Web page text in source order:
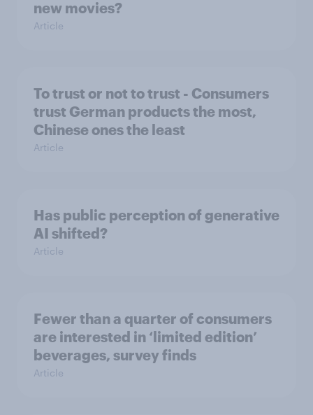
new movies?
Article
To trust or not to trust - Consumers
trust German products the most,
Chinese ones the least
Article
Has public perception of generative
AI shifted?
Article
Fewer than a quarter of consumers
are interested in ‘limited edition’
beverages, survey finds
Article